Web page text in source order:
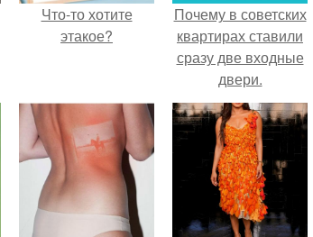
Что-то хотите
этакое?
Почему в советских
квартирах ставили
сразу две входные
двери.